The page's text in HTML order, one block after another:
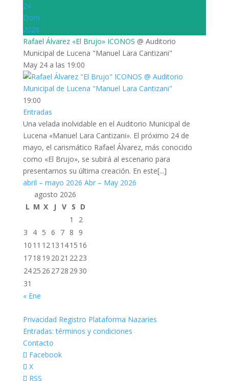
24
Dom
2026
Rafael Álvarez «El Brujo» ICONOS @ Auditorio
Municipal de Lucena "Manuel Lara Cantizani"
May 24 a las 19:00
19:00
Entradas
Una velada inolvidable en el Auditorio Municipal de
Lucena «Manuel Lara Cantizani». El próximo 24 de
mayo, el carismático Rafael Álvarez, más conocido
como «El Brujo», se subirá al escenario para
presentarnos su última creación. En este[...]
abril – mayo 2026 Abr – May 2026
agosto 2026
L M X J V S D
1
2
3
4 5 6 7 8
9
10 11 1213 1415 16
1718 19 20 21 2223
2425 26 2728 29 30
31
« Ene
Privacidad Registro Plataforma Nazaries
Entradas: términos y condiciones
Contacto
Facebook
X
RSS